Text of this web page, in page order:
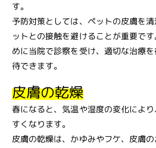
す。
予防対策としては、ペットの皮膚を
ットとの接触を避けることが重要で
めに当院で診察を受け、適切な治療
待できます。
皮膚の乾燥
春になると、気温や湿度の変化によ
すくなります。
皮膚の乾燥は、かゆみやフケ、皮膚